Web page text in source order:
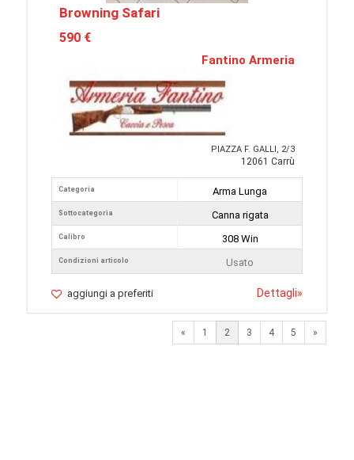
Browning Safari
590 €
Fantino Armeria
PIAZZA F. GALLI, 2/3
12061 Carrù
Categoria
Sottocategoria
Calibro
Condizioni articolo
Arma Lunga
Canna rigata
308 Win
Usato
aggiungi a preferiti Dettagli»
« Previous
1 2 3 4 5 »